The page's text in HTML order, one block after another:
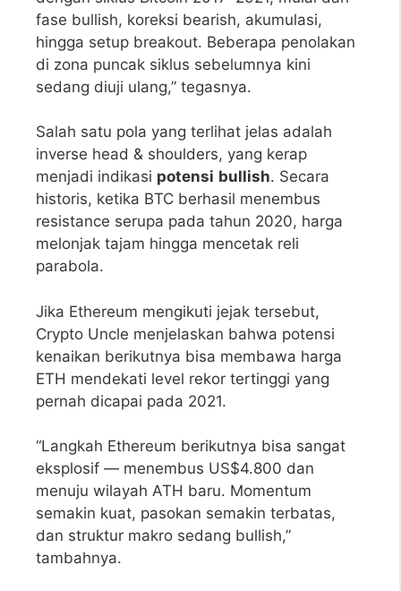
fase bullish, koreksi bearish, akumulasi,
hingga setup breakout. Beberapa penolakan
di zona puncak siklus sebelumnya kini
sedang diuji ulang,” tegasnya.
Salah satu pola yang terlihat jelas adalah
inverse head & shoulders, yang kerap
menjadi indikasi potensi bullish. Secara
historis, ketika BTC berhasil menembus
resistance serupa pada tahun 2020, harga
melonjak tajam hingga mencetak reli
parabola.
Jika Ethereum mengikuti jejak tersebut,
Crypto Uncle menjelaskan bahwa potensi
kenaikan berikutnya bisa membawa harga
ETH mendekati level rekor tertinggi yang
pernah dicapai pada 2021.
“Langkah Ethereum berikutnya bisa sangat
eksplosif — menembus US$4.800 dan
menuju wilayah ATH baru. Momentum
semakin kuat, pasokan semakin terbatas,
dan struktur makro sedang bullish,”
tambahnya.